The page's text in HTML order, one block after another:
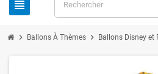
view_headline
chevron_right Ballons À Thèmes chevron_right Ballons Disney et